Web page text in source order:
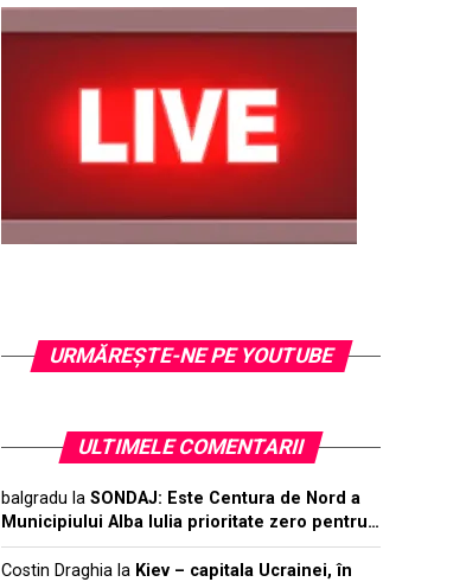
URMĂREŞTE-NE PE YOUTUBE
ULTIMELE COMENTARII
balgradu la SONDAJ: Este Centura de Nord a
Municipiului Alba Iulia prioritate zero pentru…
Costin Draghia la Kiev – capitala Ucrainei, în